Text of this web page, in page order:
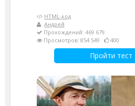
HTML-код
Андрей
Прохождений: 469 679
Просмотров: 854 549
400
Пройти тест